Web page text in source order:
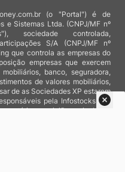
(o "Portal") é de
e Sistemas Ltda. (CNPJ/MF nº
sociedade controlada,
S/A (CNPJ/MF nº
que controla as empresas do
empresas que exercem
banco, seguradora,
de valores mobiliários,
de as Sociedades XP estarem
pela Infostocks são
matérias e opiniões veiculadas